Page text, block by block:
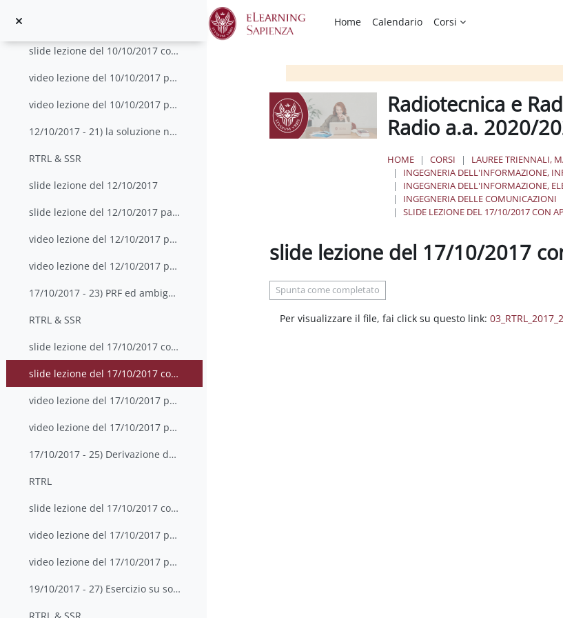
Home
Calendario Corsi
slide lezione del 10/10/2017 con appunti parte 2
video lezione del 10/10/2017 parte 3
video lezione del 10/10/2017 parte 4
12/10/2017 - 21) la soluzione navigazionale; 22) e...
RTRL & SSR
slide lezione del 12/10/2017
slide lezione del 12/10/2017 parte 2
video lezione del 12/10/2017 parte 1
video lezione del 12/10/2017 parte 2
17/10/2017 - 23) PRF ed ambiguità, classificazione...
RTRL & SSR
slide lezione del 17/10/2017 con appunti parte 1
slide lezione del 17/10/2017 con appunti parte 2
video lezione del 17/10/2017 parte 1
video lezione del 17/10/2017 parte 2
17/10/2017 - 25) Derivazione della DDP Gamma per c...
RTRL
slide lezione del 17/10/2017 con appunti
video lezione del 17/10/2017 parte 3
video lezione del 17/10/2017 parte 4
19/10/2017 - 27) Esercizio su soluzione navigazion...
Radiotecnica e
Radio a.a. 2020/
HOME CORSI
LAUREE TRIENNALI,
INGEGNERIA DELL'INFORMAZIONE,
INGEGNERIA DELL'INFORMAZIONE,
INGEGNERIA DELLE COMUNICAZIONI
SLIDE LEZIONE DEL 17/10/2017 CON
slide lezione del 17/10/2017
Spunta come completato
Per visualizzare il file, fai click su questo link: